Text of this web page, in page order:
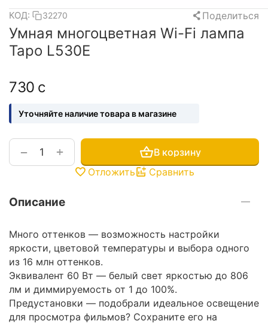
КОД: 32270 Поделиться
Умная многоцветная Wi-Fi лампа
Tapo L530E
‍730‍ с
Уточняйте наличие товара в магазине
+
−
В корзину
Отложить
Сравнить
Описание
Много оттенков — возможность настройки
яркости, цветовой температуры и выбора одного
из 16 млн оттенков.
Эквивалент 60 Вт — белый свет яркостью до 806
лм и диммируемость от 1 до 100%.
Предустановки — подобрали идеальное освещение
для просмотра фильмов? Сохраните его на